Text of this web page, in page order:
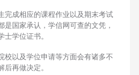
完成相应的课程作业以及期末考试
国家承认，学信网可查的文凭，
学位证书。
校以及学位申请等方面会有诸多不
再做决定。